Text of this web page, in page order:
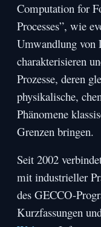
Computation for
Processes”, wie
Umwandlung von
charakterisieren
Prozesse, deren
physikalische,
Phänomene
Grenzen bringen.
Seit 2002
mit industrieller
des GECCO-
Kurzfassungen